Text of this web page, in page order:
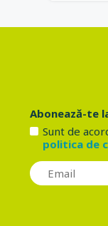
Abonează-te
Sunt de
politica de